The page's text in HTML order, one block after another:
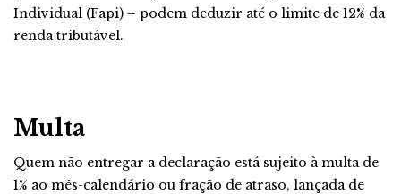
Individual (Fapi) – podem deduzir até o limite de 12% da
renda tributável.
Multa
Quem não entregar a declaração está sujeito à multa de
1% ao mês-calendário ou fração de atraso, lançada de